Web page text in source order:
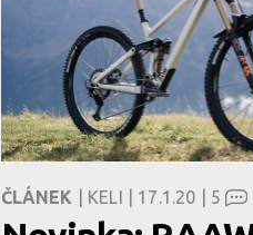
ČLÁNEK | KELI | 17.1.20 | 5